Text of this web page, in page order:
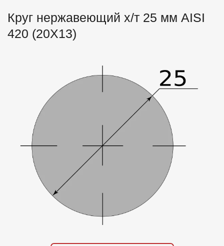
Доставка и оплата
Контакты
Круг нержавеющий х/т 25 мм AISI
420 (20Х13)